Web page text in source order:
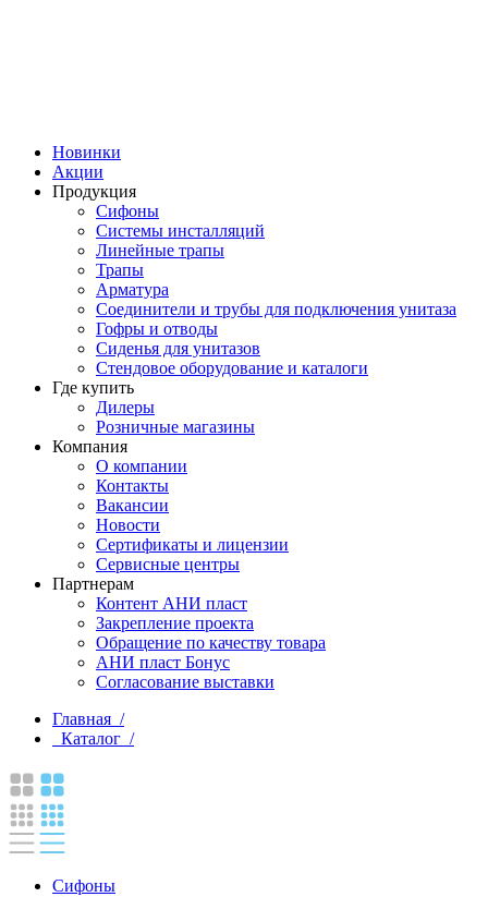
Новинки
Акции
Продукция
Сифоны
Системы инсталляций
Линейные трапы
Трапы
Арматура
Соединители и трубы для подключения унитаза
Гофры и отводы
Сиденья для унитазов
Стендовое оборудование и каталоги
Где купить
Дилеры
Розничные магазины
Компания
О компании
Контакты
Вакансии
Новости
Сертификаты и лицензии
Сервисные центры
Партнерам
Контент АНИ пласт
Закрепление проекта
Обращение по качеству товара
АНИ пласт Бонус
Согласование выставки
Главная /
Каталог /
Сифоны